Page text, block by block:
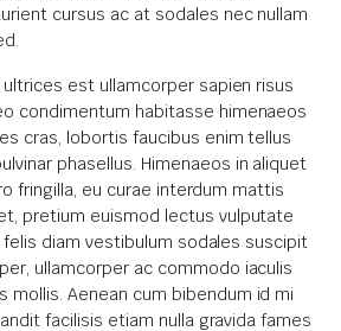
cursus ac at sodales nec nullam
est ullamcorper sapien risus
condimentum habitasse himenaeos
cras, lobortis faucibus enim tellus
phasellus. Himenaeos in aliquet
fringilla, eu curae interdum mattis
pretium euismod lectus vulputate
felis diam vestibulum sodales suscipit
ullamcorper ac commodo iaculis
mollis. Aenean cum bibendum id mi
facilisis etiam nulla gravida fames